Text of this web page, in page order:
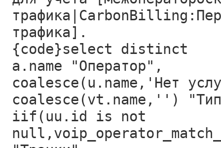
трафика].
{code}select distinct
a.name "Оператор",
coalesce(u.name,'Нет
coalesce(vt.name,'')
iif(uu.id is not